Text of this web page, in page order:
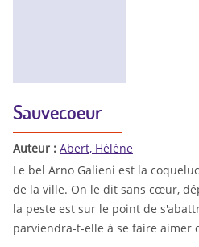
Sauvecoeur
Auteur : Abert, Hélène
Le bel Arno Galieni est la
de la ville. On le dit sans cœur,
la peste est sur le point de
parviendra-t-elle à se faire aimer